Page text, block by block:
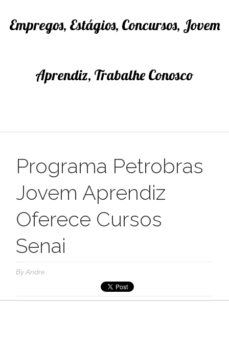
Empregos, Estágios, Concursos, Jovem
Aprendiz, Trabalhe Conosco
Programa Petrobras
Jovem Aprendiz
Oferece Cursos
Senai
ByAndre